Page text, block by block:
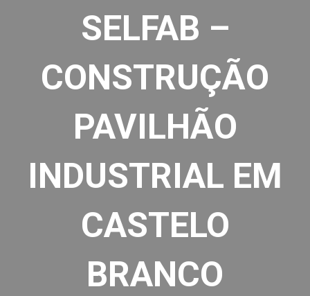
SELFAB –
CONSTRUÇÃO
PAVILHÃO
INDUSTRIAL EM
CASTELO
BRANCO